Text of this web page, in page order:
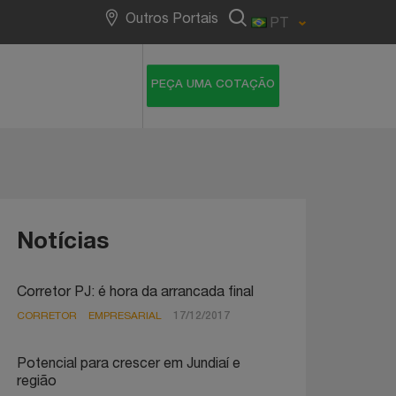
Outros Portais PT
Intermédica
Notícias
Corretor PJ: é hora da arrancada final
CORRETOR EMPRESARIAL 17/12/2017
Potencial para crescer em Jundiaí e
região